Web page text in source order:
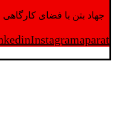
جهاد بتن با فضای کارگاهی و به کار گیری سه دستگاه بچینگ پلانت با
Instagramaparat